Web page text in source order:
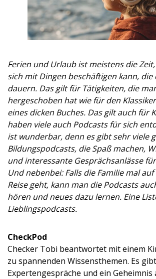
Ferien und Urlaub ist meistens die
sich mit Dingen beschäftigen kann, die
dauern. Das gilt für Tätigkeiten, die
hergeschoben hat wie für den
eines dicken Buches. Das gilt auch für
haben viele auch Podcasts für sich
ist wunderbar, denn es gibt sehr viele
Bildungspodcasts, die Spaß machen,
und interessante Gesprächsanlässe
Und nebenbei: Falls die Familie mal
Reise geht, kann man die Podcasts
hören und neues dazu lernen. Eine
Lieblingspodcasts.
CheckPod
Checker Tobi beantwortet mit einem
zu spannenden Wissensthemen. Es
Expertengespräche und ein Geheimnis